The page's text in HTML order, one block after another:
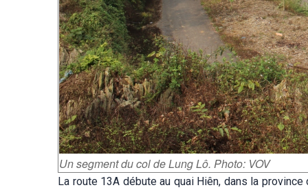
Un segment du col de Lung Lô. Photo: VOV
La route 13A débute au quai Hiên, dans la